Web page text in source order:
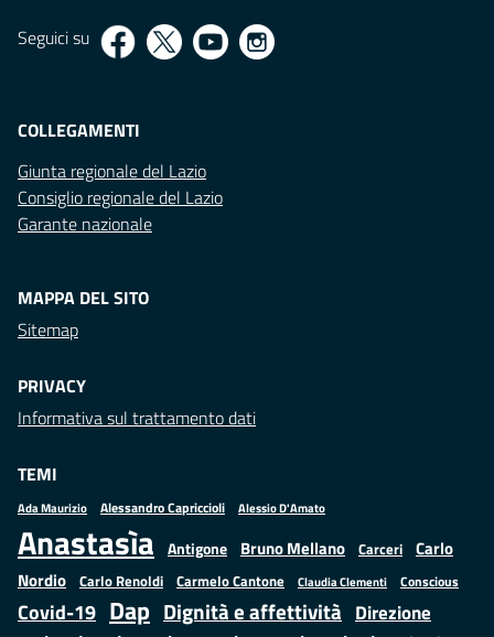
Seguici su
COLLEGAMENTI
Giunta regionale del Lazio
Consiglio regionale del Lazio
Garante nazionale
MAPPA DEL SITO
Sitemap
PRIVACY
Informativa sul trattamento dati
TEMI
Ada Maurizio Alessandro Capriccioli Alessio D'Amato
Anastasìa Antigone Bruno Mellano Carceri
Carlo
Nordio Carlo Renoldi Carmelo Cantone Claudia Clementi Conscious
Covid-19 Dap Dignità e affettività Direzione